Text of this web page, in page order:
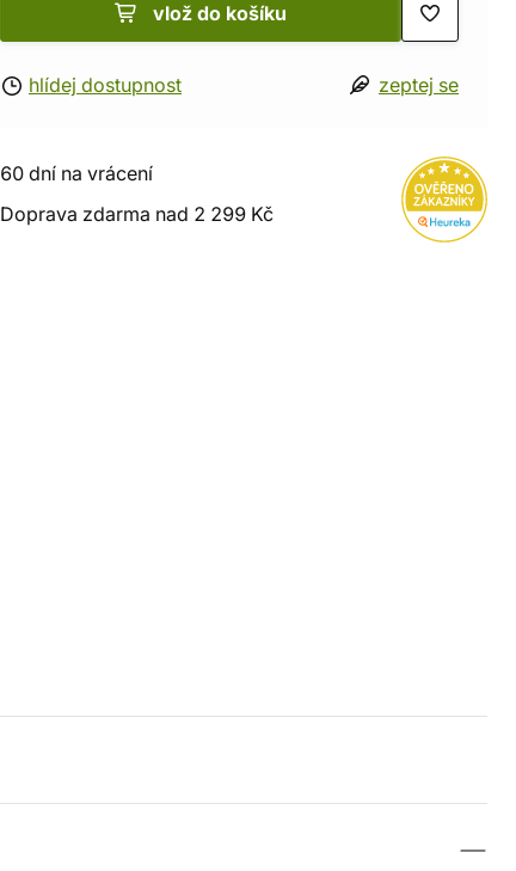
vlož do košíku
hlídej dostupnost zeptej se
60 dní na vrácení
Doprava zdarma nad 2 299 Kč